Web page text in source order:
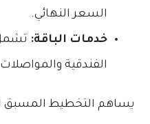
السعر النهائي.
خدمات الباقة:
الفندقية
يساهم التخطيط المسبق